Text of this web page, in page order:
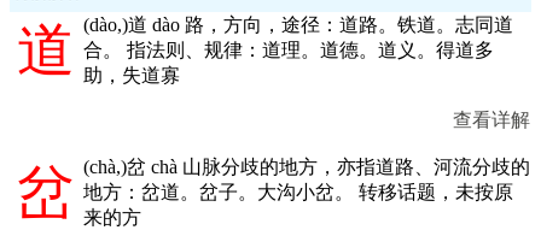
道 (dào,)道 dào 路，方向，途径：道路。铁道。志同道
合。 指法则、规律：道理。道德。道义。得道多
助，失道寡
查看详解
岔 (chà,)岔 chà 山脉分歧的地方，亦指道路、河流分歧的
地方：岔道。岔子。大沟小岔。 转移话题，未按原
来的方